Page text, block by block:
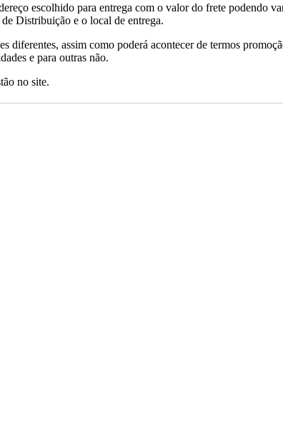
escolhido para entrega com o valor do frete podendo
Distribuição e o local de entrega.
assim como poderá acontecer de termos
e para outras não.
no site.